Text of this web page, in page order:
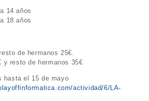
14 años
18 años
de hermanos 25€.
y resto de hermanos 35€
hasta el 15 de mayo
actividad/6/LA-